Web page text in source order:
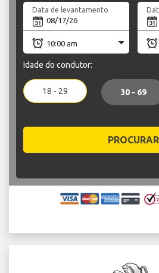
Data de levantamento
Idade do condutor:
18 - 29 30 - 69
PROCURAR